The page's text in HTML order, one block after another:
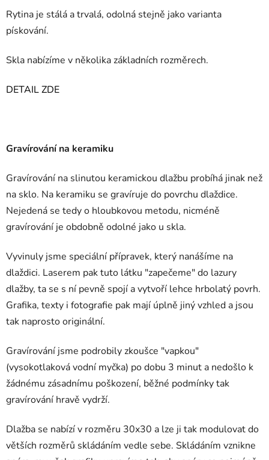
Rytina je stálá a trvalá, odolná stejně jako varianta
pískování.
Skla nabízíme v několika základních rozměrech.
DETAIL ZDE
Gravírování na keramiku
Gravírování na slinutou keramickou dlažbu probíhá jinak než
na sklo. Na keramiku se gravíruje do povrchu dlaždice.
Nejedená se tedy o hloubkovou metodu, nicméně
gravírování je obdobně odolné jako u skla.
Vyvinuly jsme speciální přípravek, který nanášíme na
dlaždici. Laserem pak tuto látku "zapečeme" do lazury
dlažby, ta se s ní pevně spojí a vytvoří lehce hrbolatý povrh.
Grafika, texty i fotografie pak mají úplně jiný vzhled a jsou
tak naprosto originální.
Gravírování jsme podrobily zkoušce "vapkou"
(vysokotlaková vodní myčka) po dobu 3 minut a nedošlo k
žádnému zásadnímu poškození, běžné podmínky tak
gravírování hravě vydrží.
Dlažba se nabízí v rozměru 30x30 a lze ji tak modulovat do
větších rozměrů skládáním vedle sebe. Skládáním vznikne